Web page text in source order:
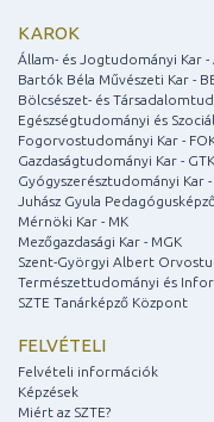
KAROK
Állam- és Jogtudományi Kar -
Bartók Béla Művészeti Kar -
Bölcsészet- és
Egészségtudományi és
Fogorvostudományi Kar -
Gazdaságtudományi Kar - GTK
Gyógyszerésztudományi Kar -
Juhász Gyula
Mérnöki Kar - MK
Mezőgazdasági Kar - MGK
Szent-Györgyi Albert
Természettudományi és
SZTE Tanárképző Központ
FELVÉTELI
Felvételi információk
Képzések
Miért az SZTE?